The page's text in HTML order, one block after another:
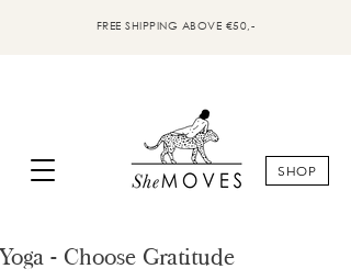
FREE SHIPPING ABOVE €50,-
SHOP
Yoga - Choose Gratitude